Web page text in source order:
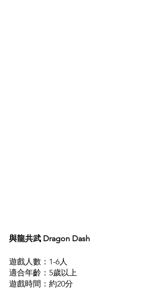
遊戲人數：1-6人
適合年齡：5歲以上
遊戲時間：約20分